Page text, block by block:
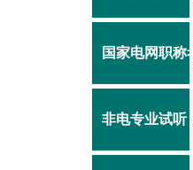
国家电网职称
非电专业试听